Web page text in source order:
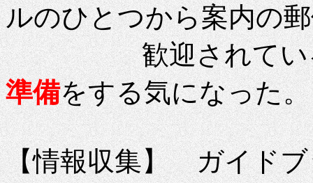
ルのひとつから案内の
歓迎されている
準備をする気になった
【情報収集】 ガイドブ